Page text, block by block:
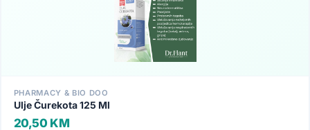
PHARMACY & BIO DOO
Ulje Čurekota 125 Ml
20,50 KM